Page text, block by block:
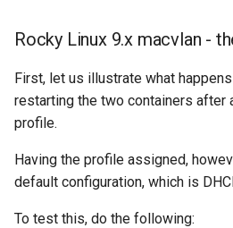
Rocky Linux 9.x macvlan -
First, let us illustrate what
restarting the two containers after
profile.
Having the profile assigned,
default configuration, which is
To test this, do the following: